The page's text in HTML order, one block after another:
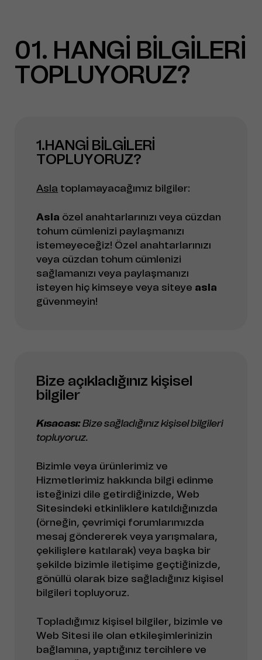
01 HANGİ BİLGİLERİ
TOPLUYORUZ?
1.HANGİ BİLGİLERİ
TOPLUYORUZ?
Asla toplamayacağımız bilgiler:
Asla özel anahtarlarınızı veya cüzdan
tohum cümlenizi paylaşmanızı
istemeyeceğiz! Özel anahtarlarınızı
veya cüzdan tohum cümlenizi
sağlamanızı veya paylaşmanızı
isteyen hiç kimseye veya siteye asla
güvenmeyin!
Bize açıkladığınız kişisel
bilgiler
Kısacası:Bize sağladığınız kişisel bilgileri
topluyoruz.
Bizimle veya ürünlerimiz ve
Hizmetlerimiz hakkında bilgi edinme
isteğinizi dile getirdiğinizde, Web
Sitesindeki etkinliklere katıldığınızda
(örneğin, çevrimiçi forumlarımızda
mesaj göndererek veya yarışmalara,
çekilişlere katılarak) veya başka bir
şekilde bizimle iletişime geçtiğinizde,
gönüllü olarak bize sağladığınız kişisel
bilgileri topluyoruz.
Topladığımız kişisel bilgiler, bizimle ve
Web Sitesi ile olan etkileşimlerinizin
bağlamına, yaptığınız tercihlere ve